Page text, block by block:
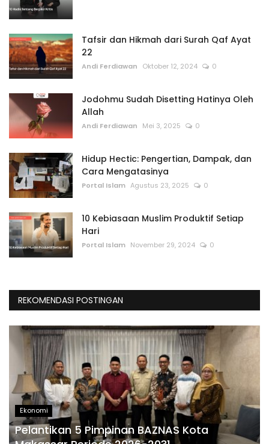
Tafsir dan Hikmah dari Surah Qaf Ayat
22
Andi Ferdiawan Oktober 12, 2024 0
Jodohmu Sudah Disetting Hatinya Oleh
Allah
Andi Ferdiawan Mei 3, 2025 0
Hidup Hectic: Pengertian, Dampak, dan
Cara Mengatasinya
Portal Islam Agustus 23, 2025 0
10 Kebiasaan Muslim Produktif Setiap
Hari
Portal Islam November 29, 2024 0
REKOMENDASI POSTINGAN
Ekonomi
Pelantikan 5 Pimpinan BAZNAS Kota